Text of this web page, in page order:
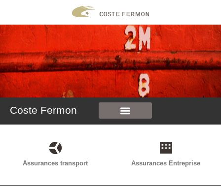
Coste Fermon
Assurances transport Assurances Entreprise